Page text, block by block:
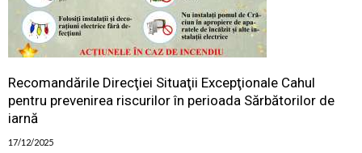
Recomandările Direcţiei Situaţii Excepţionale Cahul
pentru prevenirea riscurilor în perioada Sărbătorilor de
iarnă
17/12/2025